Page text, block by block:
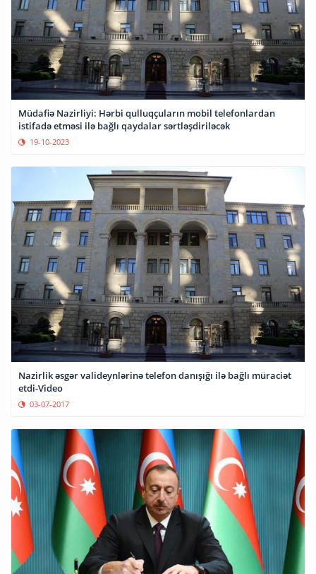
Müdafiə Nazirliyi: Hərbi qulluqçuların mobil telefonlardan
istifadə etməsi ilə bağlı qaydalar sərtləşdiriləcək
19-10-2023
Nazirlik əsgər valideynlərinə telefon danışığı ilə bağlı müraciət
etdi-Video
03-07-2017